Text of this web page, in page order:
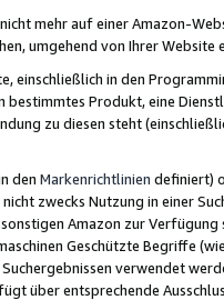
mehr auf einer Amazon-
umgehend von Ihrer
einschließlich in den
bestimmtes Produkt, eine
zu diesen steht
den Markenrichtlinien definiert)
nicht zwecks Nutzung in einer
Amazon zur
Geschützte Begriffe
verwendet
über entsprechende